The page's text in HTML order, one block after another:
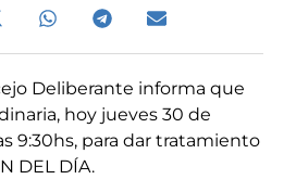
Deliberante informa que
hoy jueves 30 de
9:30hs, para dar tratamiento
DEL DÍA.